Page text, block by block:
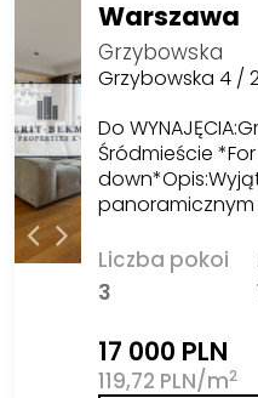
Warszawa
Grzybowska
Grzybowska 4 /
Do
Śródmieście
panoramicznym
Liczba pokoi
3
17 000 PLN
119,72 PLN/m2